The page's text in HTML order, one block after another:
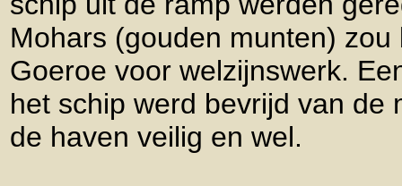
Mohars (gouden munten) zou
Goeroe voor welzijnswerk.
het schip werd bevrijd van de
de haven veilig en wel.